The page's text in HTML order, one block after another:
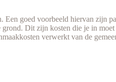
goed voorbeeld hiervan zijn
Dit zijn kosten die je in
verwerkt van de